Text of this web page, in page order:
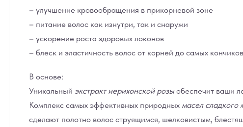
– улучшение кровообращения в прикорневой зоне
– питание волос как изнутри, так и снаружи
– ускорение роста здоровых локонов
– блеск и эластичность волос от корней до самых кончиков
В основе:
Уникальный экстракт иерихонской розыобеспечит ваши
Комплекс самых эффективных природных масел сладкого
сделают полотно волос струящимся, шелковистым,